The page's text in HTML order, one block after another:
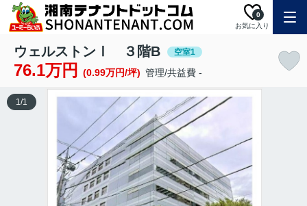
お気に入り
0
ウェルストンⅠ ３階B 空室1
76.1万円 (0.99万円/坪) 管理/共益費 -
1/1